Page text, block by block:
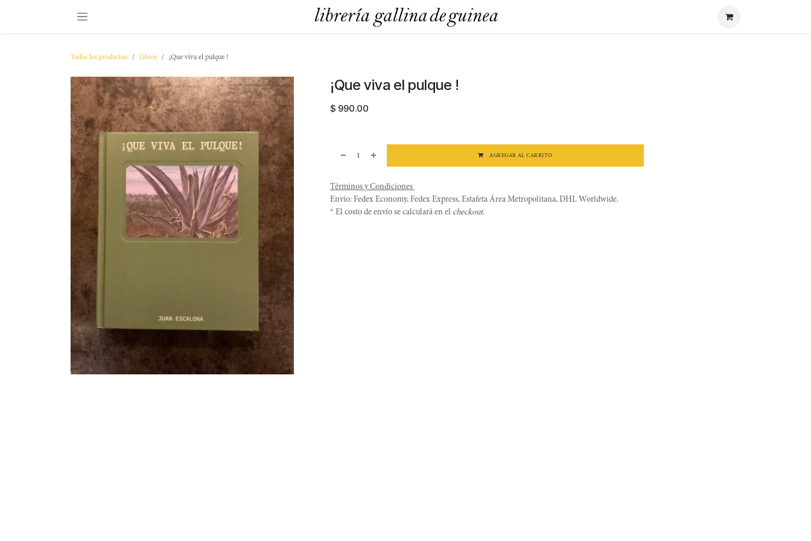
Todos los productos Libros ¡Que viva el pulque !
¡Que viva el pulque !
$ 990.00
AGREGAR AL CARRITO
Términos y Condiciones
Envío: Fedex Economy, Fedex Express, Estafeta Área Metropolitana, DHL Worldwide.
* El costo de envío se calculará en el checkout.